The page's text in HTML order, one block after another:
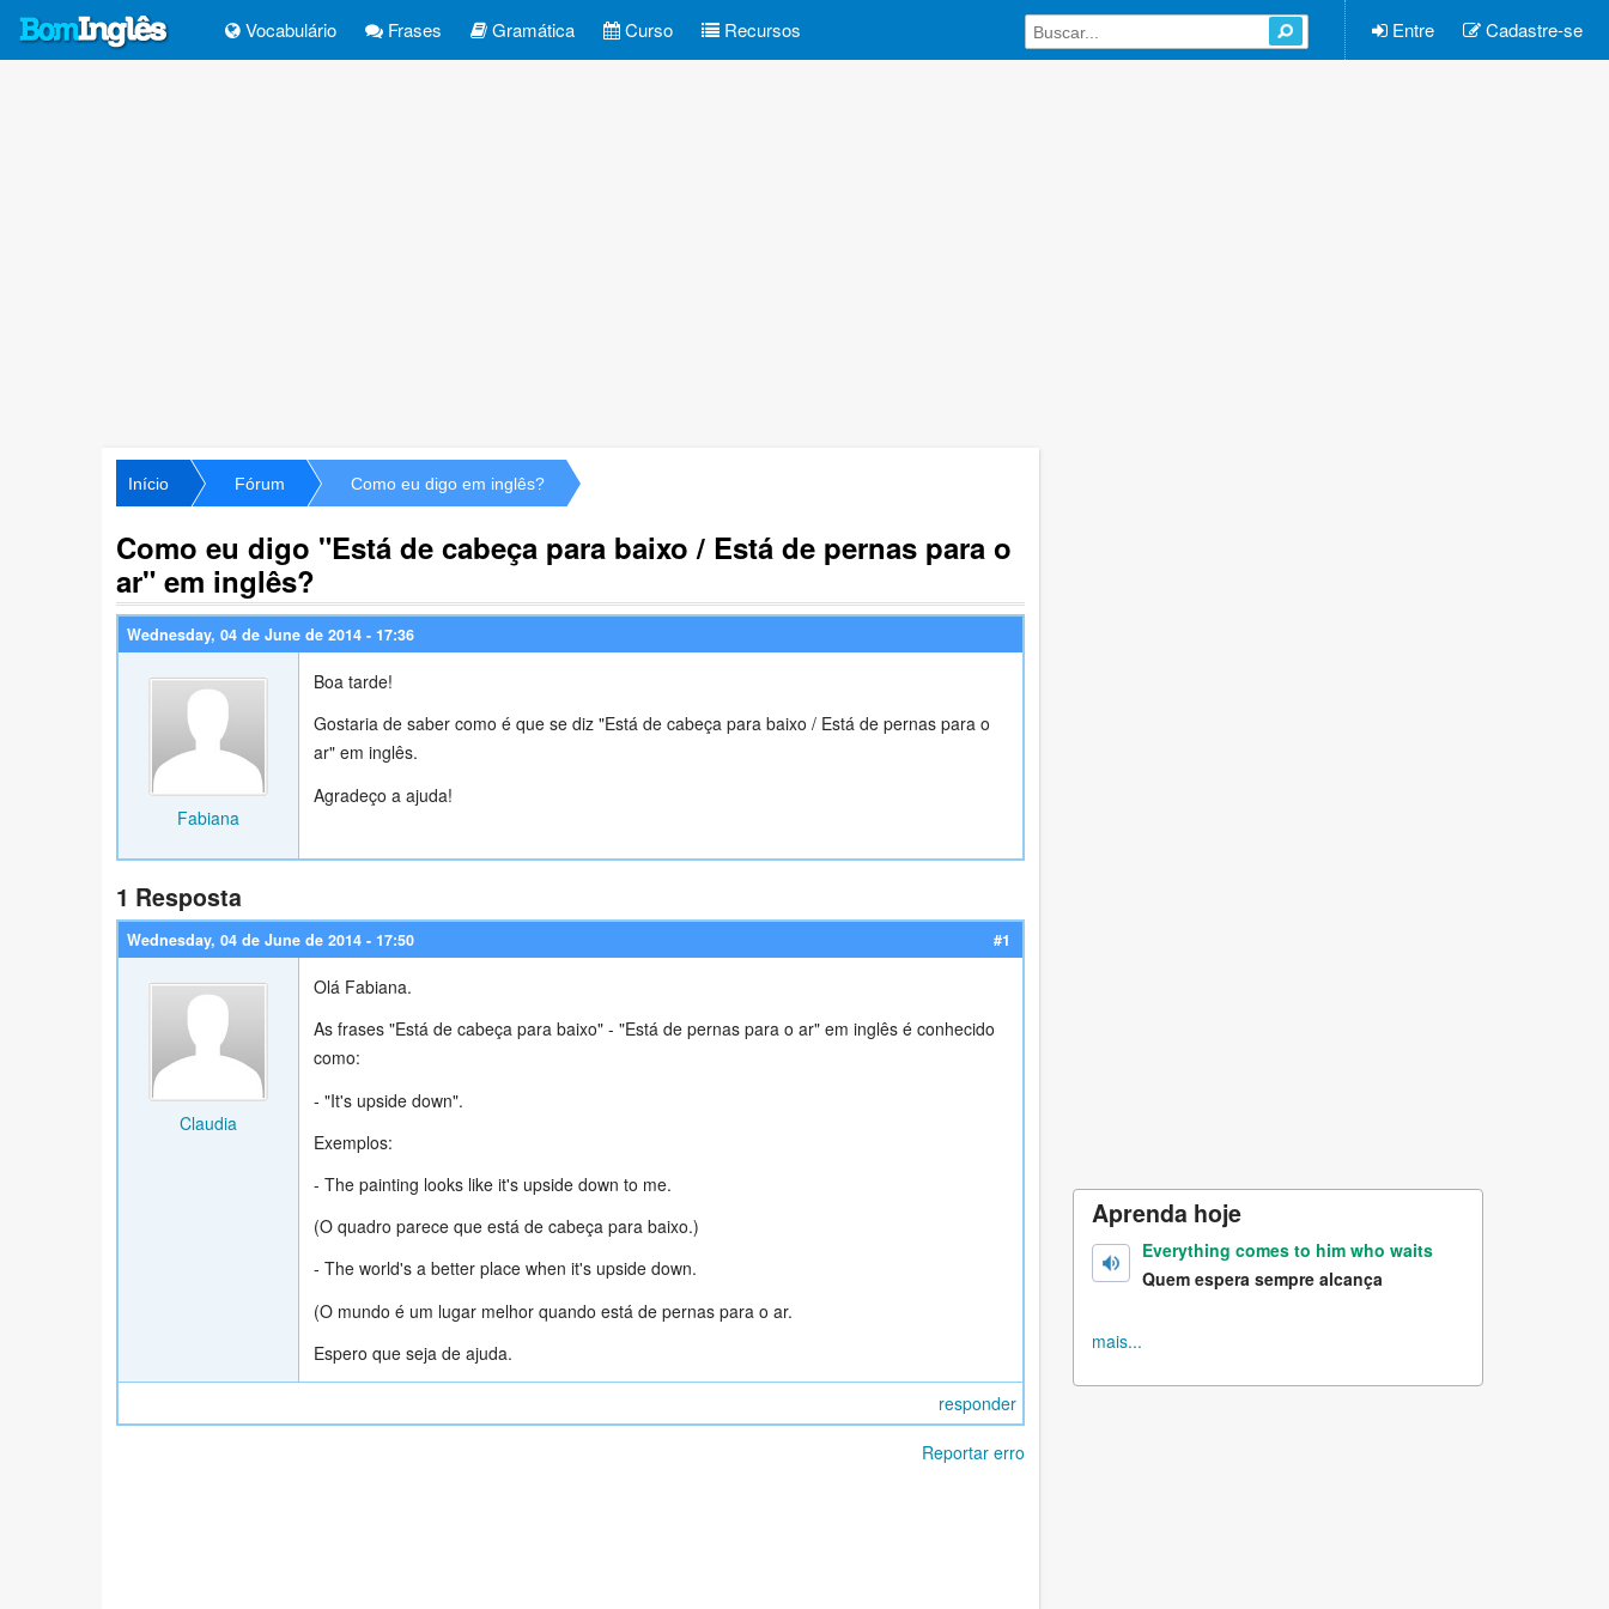
Vocabulário Frases Gramática Curso Recursos Entre Cadastre-se
Início Fórum Como eu digo em inglês?
Como eu digo "Está de cabeça para baixo / Está de pernas para o
ar" em inglês?
Wednesday, 04 de June de 2014 - 17:36
Fabiana
Boa tarde!
Gostaria de saber como é que se diz "Está de cabeça para baixo / Está de pernas para o
ar" em inglês.
Agradeço a ajuda!
1 Resposta
Wednesday, 04 de June de 2014 - 17:50 #1
Claudia
Olá Fabiana.
As frases "Está de cabeça para baixo" - "Está de pernas para o ar" em inglês é conhecido
como:
- "It's upside down".
Exemplos:
- The painting looks like it's upside down to me.
(O quadro parece que está de cabeça para baixo.)
- The world's a better place when it's upside down.
(O mundo é um lugar melhor quando está de pernas para o ar.
Espero que seja de ajuda.
responder
Reportar erro
Aprenda hoje
Everything comes to him who waits
Quem espera sempre alcança
mais...